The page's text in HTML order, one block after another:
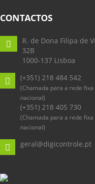
CONTACTOS
R. de Dona Filipa de
32B
1000-137 Lisboa
(+351) 218 484 542
(Chamada para a rede fixa
nacional)
(+351) 218 405 730
(Chamada para a rede fixa
nacional)
geral@digicontrole.pt